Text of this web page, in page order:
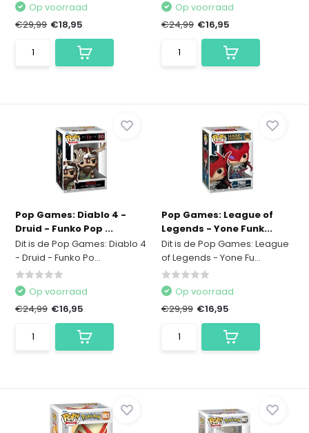
Op voorraad
€29,99 €18,95
Op voorraad
€24,99 €16,95
Pop Games: Diablo 4 -
Druid - Funko Pop ...
Dit is de Pop Games: Diablo 4
- Druid - Funko Po...
Op voorraad
€24,99 €16,95
Pop Games: League of
Legends - Yone Funk...
Dit is de Pop Games: League
of Legends - Yone Fu...
Op voorraad
€29,99 €16,95